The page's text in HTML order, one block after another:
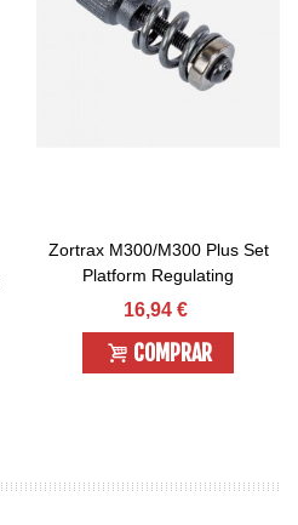
Zortrax M300/M300 Plus Set
Platform Regulating
Distances
16,94 €
COMPRAR